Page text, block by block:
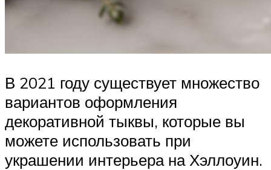
В 2021 году существует множество
вариантов оформления
декоративной тыквы, которые вы
можете использовать при
украшении интерьера на Хэллоуин.